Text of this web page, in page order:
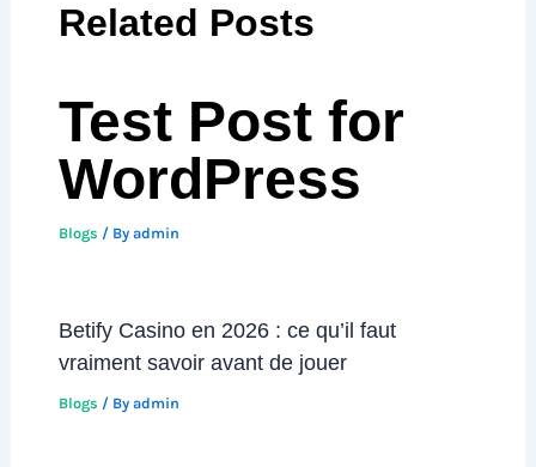
Related Posts
Test Post for
WordPress
Blogs / By admin
Betify Casino en 2026 : ce qu’il faut
vraiment savoir avant de jouer
Blogs / By admin